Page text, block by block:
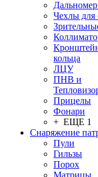
Чехлы для
кольца
ЛЦУ
ПНВ и
Прицелы
Фонари
+ ЕЩЕ 1
Снаряжение
Пули
Гильзы
Порох
Матрицы,